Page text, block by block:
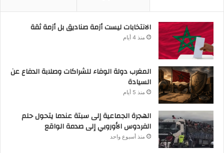
الانتخابات ليست أزمة صناديق بل أزمة ثقة
منذ 4 أيام
المغرب دولة الوفاء للشراكات وصلابة الدفاع عن
السيادة
منذ 5 أيام
الهجرة الجماعية إلى سبتة عندما يتحول حلم
الفردوس الأوروبي إلى صدمة الواقع
منذ أسبوع واحد